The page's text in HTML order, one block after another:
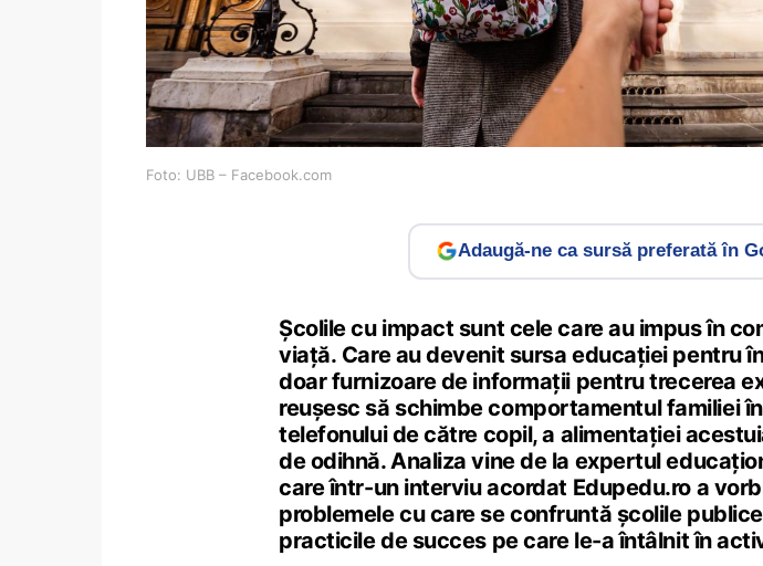
Foto: UBB – Facebook.com
Adaugă-ne ca sursă preferată în
Școlile cu impact sunt cele care au impus în
viață. Care au devenit sursa educației pentru
doar furnizoare de informații pentru trecerea
reușesc să schimbe comportamentul familiei
telefonului de către copil, a alimentației
de odihnă. Analiza vine de la expertul
care într-un interviu acordat Edupedu.ro a
problemele cu care se confruntă școlile
practicile de succes pe care le-a întâlnit în